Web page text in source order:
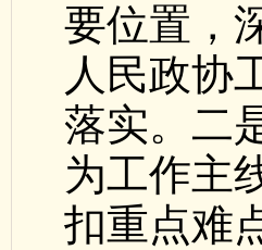
要位置，
人民政协
落实。二
为工作主
扣重点难